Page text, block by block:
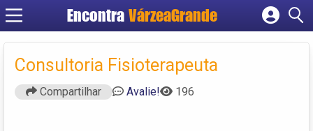
Encontra VárzeaGrande
Cadastrar empresa
Criar conta
Consultoria Fisioterapeuta
Compartilhar Avalie! 196